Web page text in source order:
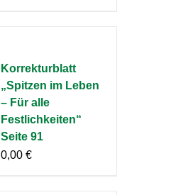
Korrekturblatt
„Spitzen im Leben
– Für alle
Festlichkeiten“
Seite 91
0,00 €